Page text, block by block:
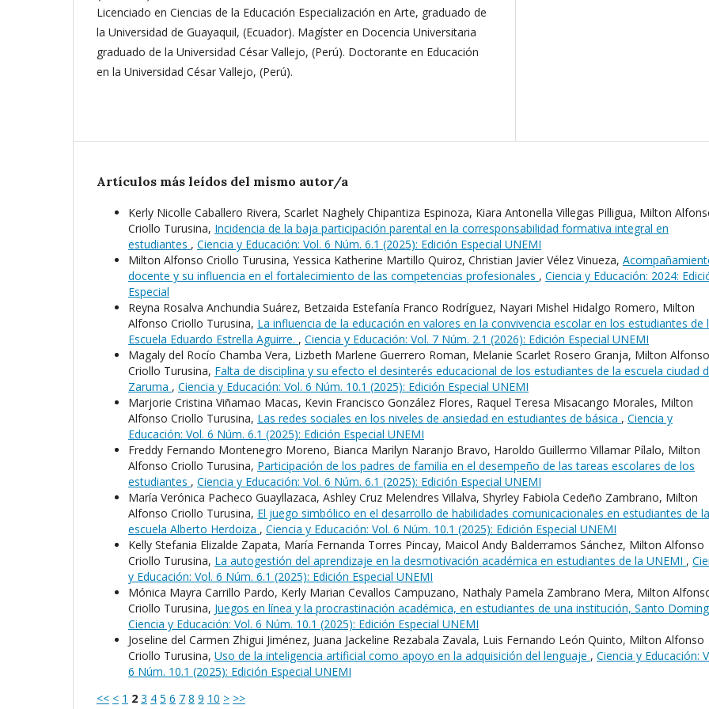
Licenciado en Ciencias de la Educación Especialización en Arte, graduado de
la Universidad de Guayaquil, (Ecuador). Magíster en Docencia Universitaria
graduado de la Universidad César Vallejo, (Perú). Doctorante en Educación
en la Universidad César Vallejo, (Perú).
Artículos más leídos del mismo autor/a
Kerly Nicolle Caballero Rivera, Scarlet Naghely Chipantiza Espinoza, Kiara Antonella Villegas Pilligua, Milton
Criollo Turusina, Incidencia de la baja participación parental en la corresponsabilidad formativa integral en
estudiantes , Ciencia y Educación: Vol. 6 Núm. 6.1 (2025): Edición Especial UNEMI
Milton Alfonso Criollo Turusina, Yessica Katherine Martillo Quiroz, Christian Javier Vélez Vinueza,
docente y su influencia en el fortalecimiento de las competencias profesionales , Ciencia y Educación: 2024:
Especial
Reyna Rosalva Anchundia Suárez, Betzaida Estefanía Franco Rodríguez, Nayari Mishel Hidalgo Romero, Milton
Alfonso Criollo Turusina, La influencia de la educación en valores en la convivencia escolar en los estudiantes de
Escuela Eduardo Estrella Aguirre. , Ciencia y Educación: Vol. 7 Núm. 2.1 (2026): Edición Especial UNEMI
Magaly del Rocío Chamba Vera, Lizbeth Marlene Guerrero Roman, Melanie Scarlet Rosero Granja, Milton Alfonso
Criollo Turusina, Falta de disciplina y su efecto el desinterés educacional de los estudiantes de la escuela ciudad
Zaruma , Ciencia y Educación: Vol. 6 Núm. 10.1 (2025): Edición Especial UNEMI
Marjorie Cristina Viñamao Macas, Kevin Francisco González Flores, Raquel Teresa Misacango Morales, Milton
Alfonso Criollo Turusina, Las redes sociales en los niveles de ansiedad en estudiantes de básica , Ciencia y
Educación: Vol. 6 Núm. 6.1 (2025): Edición Especial UNEMI
Freddy Fernando Montenegro Moreno, Bianca Marilyn Naranjo Bravo, Haroldo Guillermo Villamar Pílalo, Milton
Alfonso Criollo Turusina, Participación de los padres de familia en el desempeño de las tareas escolares de los
estudiantes , Ciencia y Educación: Vol. 6 Núm. 6.1 (2025): Edición Especial UNEMI
María Verónica Pacheco Guayllazaca, Ashley Cruz Melendres Villalva, Shyrley Fabiola Cedeño Zambrano, Milton
Alfonso Criollo Turusina, El juego simbólico en el desarrollo de habilidades comunicacionales en estudiantes de la
escuela Alberto Herdoiza , Ciencia y Educación: Vol. 6 Núm. 10.1 (2025): Edición Especial UNEMI
Kelly Stefania Elizalde Zapata, María Fernanda Torres Pincay, Maicol Andy Balderramos Sánchez, Milton Alfonso
Criollo Turusina, La autogestión del aprendizaje en la desmotivación académica en estudiantes de la UNEMI ,
y Educación: Vol. 6 Núm. 6.1 (2025): Edición Especial UNEMI
Mónica Mayra Carrillo Pardo, Kerly Marian Cevallos Campuzano, Nathaly Pamela Zambrano Mera, Milton
Criollo Turusina, Juegos en línea y la procrastinación académica, en estudiantes de una institución, Santo
Ciencia y Educación: Vol. 6 Núm. 10.1 (2025): Edición Especial UNEMI
Joseline del Carmen Zhigui Jiménez, Juana Jackeline Rezabala Zavala, Luis Fernando León Quinto, Milton Alfonso
Criollo Turusina, Uso de la inteligencia artificial como apoyo en la adquisición del lenguaje , Ciencia y Educación:
6 Núm. 10.1 (2025): Edición Especial UNEMI
<< < 1 2 3 4 5 6 7 8 9 10 > >>